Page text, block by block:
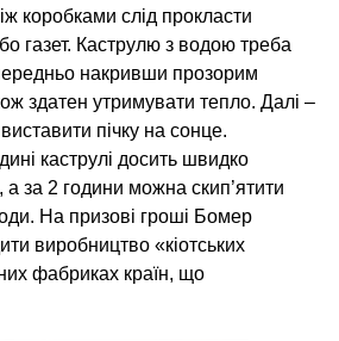
коробками слід прокласти
газет. Каструлю з водою треба
накривши прозорим
здатен утримувати тепло. Далі –
пічку на сонце.
каструлі досить швидко
а за 2 години можна скип’ятити
На призові гроші Бомер
виробництво «кіотських
фабриках країн, що